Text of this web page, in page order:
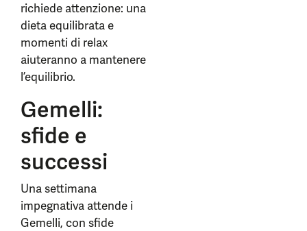
richiede attenzione: una
dieta equilibrata e
momenti di relax
aiuteranno a mantenere
l’equilibrio.
Gemelli:
sfide e
successi
Una settimana
impegnativa attende i
Gemelli, con sfide